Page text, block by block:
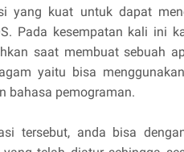
yang kuat untuk dapat
Pada kesempatan kali ini
saat membuat sebuah
yaitu bisa
bahasa pemograman.
tersebut, anda bisa